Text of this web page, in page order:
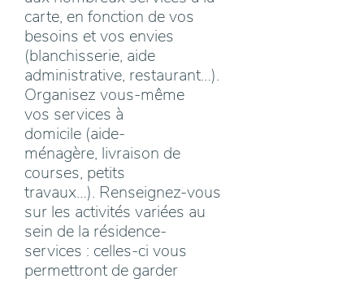
carte, en fonction de vos
besoins et vos envies
(blanchisserie, aide
administrative, restaurant…).
Organisez vous-même
vos services à
domicile (aide-
ménagère, livraison de
courses, petits
travaux…). Renseignez-vous
sur les activités variées au
sein de la résidence-
services : celles-ci vous
permettront de garder